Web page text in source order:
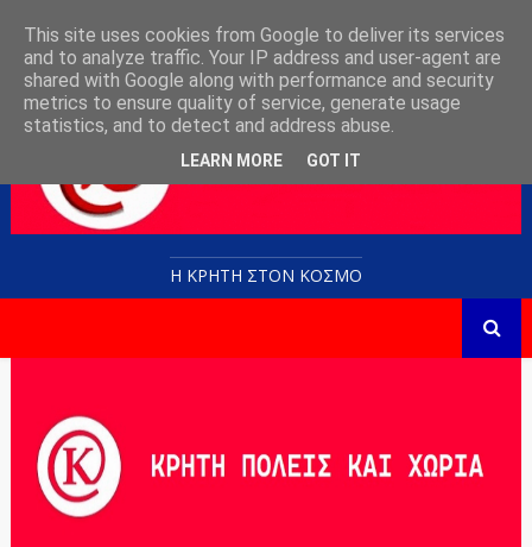
Η ΚΡΗΤΗ ΣΤΟN KOΣΜΟ
This site uses cookies from Google to deliver its services
and to analyze traffic. Your IP address and user-agent are
shared with Google along with performance and security
metrics to ensure quality of service, generate usage
statistics, and to detect and address abuse.
LEARN MORE GOT IT